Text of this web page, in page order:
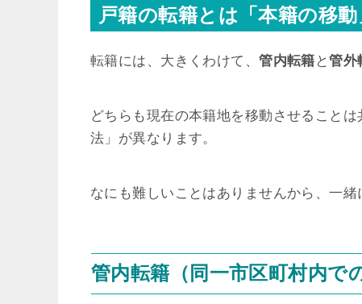
戸籍の転籍とは「本籍の移
転籍には、大きくわけて、管内転籍 と管外
どちらも現在の本籍地を移動させること
法」が異なります。
なにも難しいことはありませんから、一緒
管内転籍（同一市区町村内で